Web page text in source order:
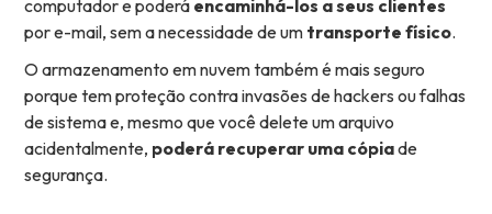
computador e poderá encaminhá-los a seus clientes
por e-mail, sem a necessidade de um transporte físico.
O armazenamento em nuvem também é mais seguro
porque tem proteção contra invasões de hackers ou falhas
de sistema e, mesmo que você delete um arquivo
acidentalmente, poderá recuperar uma cópiade
segurança.